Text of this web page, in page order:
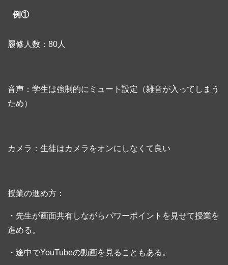
例①
履修人数：80人
音声：学生は強制的にミュート設定（雑音が入ってしまう
ため）
カメラ：生徒はカメラをオンにしなくて良い
授業の進め方：
・先生が画面共有しながらパワーポイントを見せて授業を
進める。
・途中でYouTubeの動画を見ることもある。